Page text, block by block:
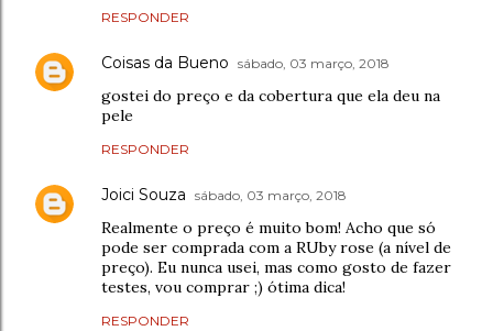
RESPONDER
Coisas da Bueno sábado, 03 março, 2018
gostei do preço e da cobertura que ela deu na
pele
RESPONDER
Joici Souza sábado, 03 março, 2018
Realmente o preço é muito bom! Acho que só
pode ser comprada com a RUby rose (a nível de
preço). Eu nunca usei, mas como gosto de fazer
testes, vou comprar ;) ótima dica!
RESPONDER